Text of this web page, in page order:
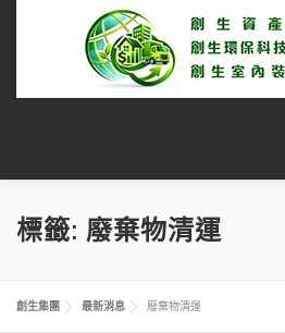
首頁 關於我們 最新消息
廢棄物清除服務
標籤: 廢棄物清運
創生集團 最新消息 廢棄物清運